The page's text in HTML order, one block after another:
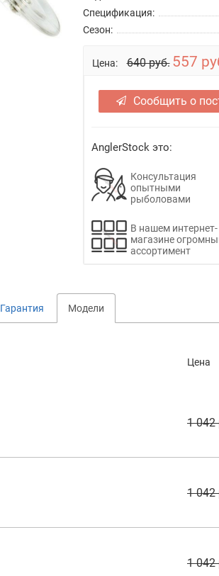
Спецификация:
Сезон:
Цена: 640 руб. 557
Сообщить о
AnglerStock это:
Консультация
опытными
рыболовами
В нашем интернет-
магазине
ассортимент
Гарантия Модели
Цена
1 042
1 042
1 042